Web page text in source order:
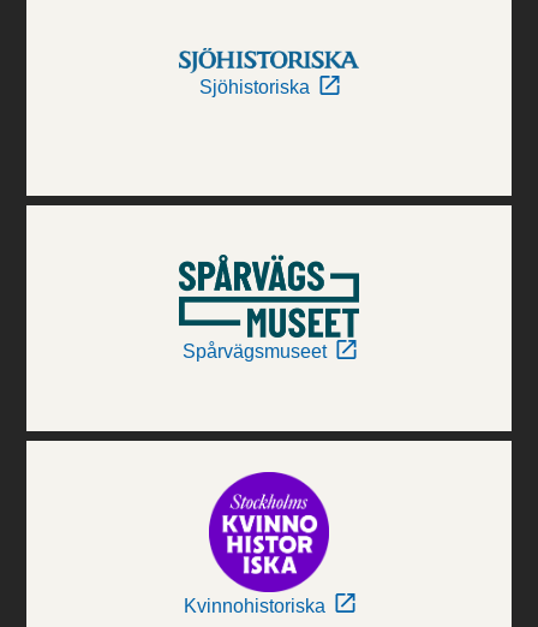
Sjöhistoriska
Spårvägsmuseet
Kvinnohistoriska